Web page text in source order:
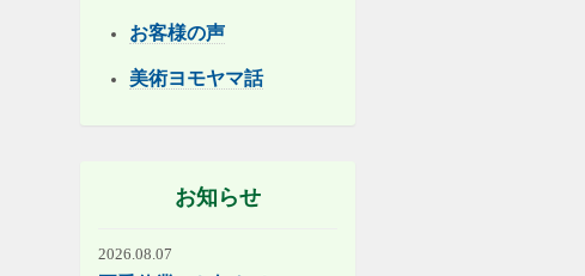
お客様の声
美術ヨモヤマ話
お知らせ
2026.08.07